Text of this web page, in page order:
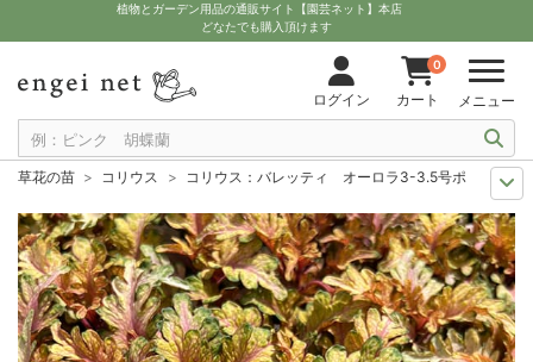
植物とガーデン用品の通販サイト【園芸ネット】本店
どなたでも購入頂けます
ログイン
0
カート メニュー
草花の苗 コリウス
コリウス：バレッティ オーロラ3-3.5号ポット
セール
草花 ハーブ・野菜苗 コリウス：バレッティ オーロラ3-3.5号ポ